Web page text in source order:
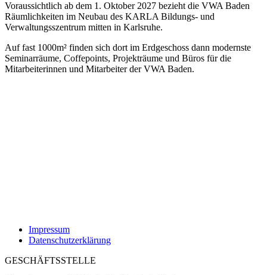
Voraussichtlich ab dem 1. Oktober 2027 bezieht die VWA Baden
Räumlichkeiten im Neubau des KARLA Bildungs- und
Verwaltungsszentrum mitten in Karlsruhe.
Auf fast 1000m² finden sich dort im Erdgeschoss dann modernste
Seminarräume, Coffepoints, Projekträume und Büros für die
Mitarbeiterinnen und Mitarbeiter der VWA Baden.
Impressum
Datenschutzerklärung
GESCHÄFTSSTELLE